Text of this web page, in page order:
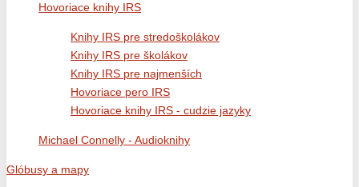
Hovoriace knihy IRS
Knihy IRS pre stredoškolákov
Knihy IRS pre školákov
Knihy IRS pre najmenších
Hovoriace pero IRS
Hovoriace knihy IRS - cudzie jazyky
Michael Connelly - Audioknihy
Glóbusy a mapy